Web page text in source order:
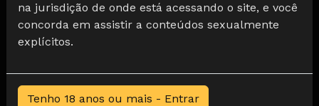
na jurisdição de onde está acessando o site, e você
concorda em assistir a conteúdos sexualmente
explícitos.
Tenho 18 anos ou mais - Entrar